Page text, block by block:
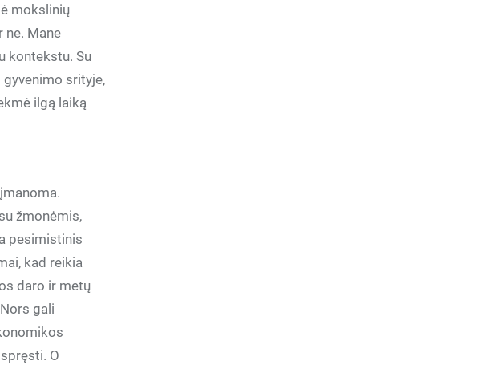
mokslinių
ne. Mane
kontekstu. Su
srityje,
ilgą laiką
žmonėmis,
pesimistinis
kad reikia
daro ir metų
gali
O